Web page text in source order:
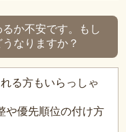
か不安です。もし
なりますか？
る方もいらっしゃ
や優先順位の付け方